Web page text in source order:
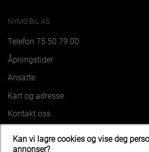
NYMO BIL AS
Telefon 75 50 79 00
Åpningstider
Ansatte
Kart og adresse
Kontakt oss
VÅRE BILER
Kan vi lagre cookies og vise deg
annonser?